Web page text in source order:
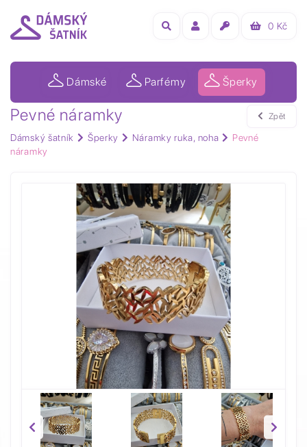
0 Kč
Dámské Parfémy Šperky
Pevné náramky
Dámský šatník Šperky Náramky ruka, noha
Pevné
náramky
Zpět